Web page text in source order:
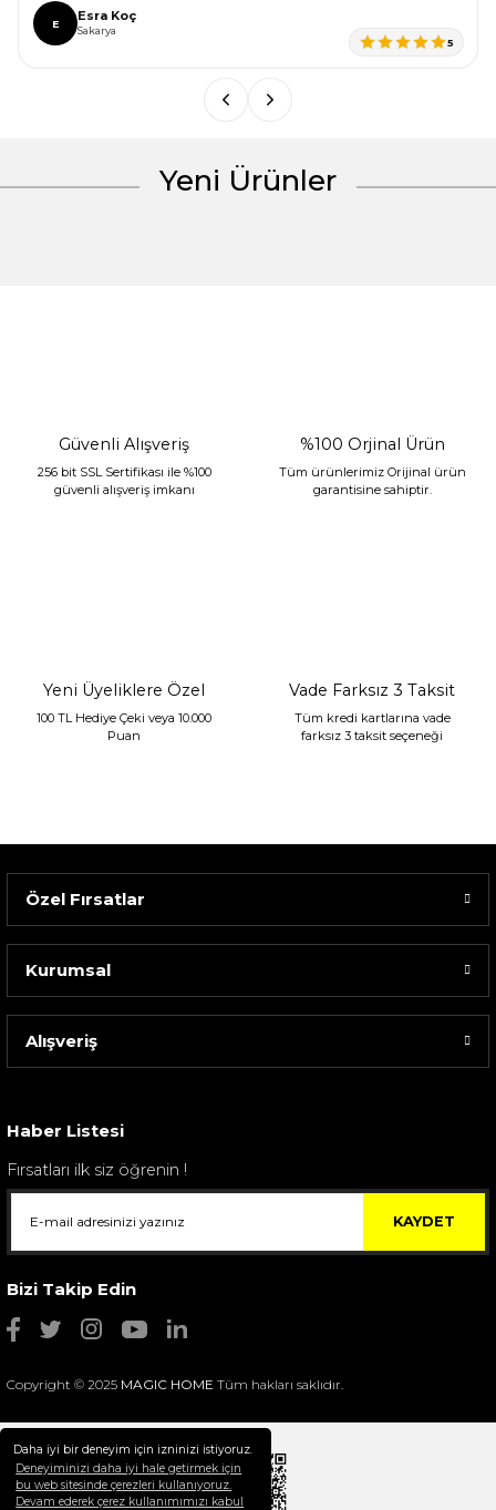
Daha iyi bir deneyim için izninizi istiyoruz.
Deneyiminizi daha iyi hale getirmek için
bu web sitesinde çerezleri kullanıyoruz.
Devam ederek çerez kullanımımızı kabul
Ürün fiyatı diğer sitelerden daha pahalı.
E Esra Koç
Sakarya
5
Yeni Ürünler
Sarev Elfıda Flanel Nevresim Takımı Çift Kişili...
Güvenli Alışveriş
256 bit SSL Sertifikası ile %100
güvenli alışveriş imkanı
%100 Orjinal Ürün
Tüm ürünlerimiz Orijinal ürün
garantisine sahiptir.
Yeni Üyeliklere Özel
100 TL Hediye Çeki veya 10.000
Puan
Vade Farksız 3 Taksit
Tüm kredi kartlarına vade
farksız 3 taksit seçeneği
Özel Fırsatlar
Kurumsal
Alışveriş
Haber Listesi
Fırsatları ilk siz öğrenin !
KAYDET
Bizi Takip Edin
Copyright © 2025 MAGIC HOME Tüm hakları saklıdır.